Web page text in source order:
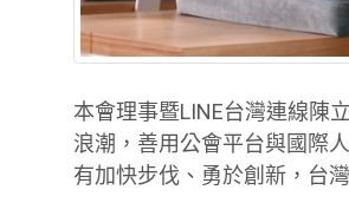
本會理事暨LINE台灣連線陳
浪潮，善用公會平台與國際
有加快步伐、勇於創新，台